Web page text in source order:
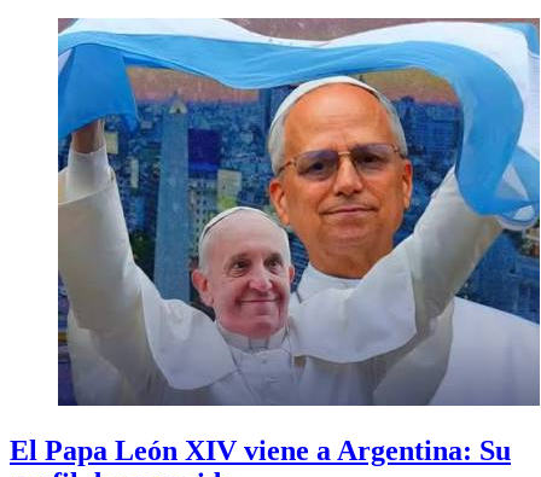
El Papa León XIV viene a Argentina: Su